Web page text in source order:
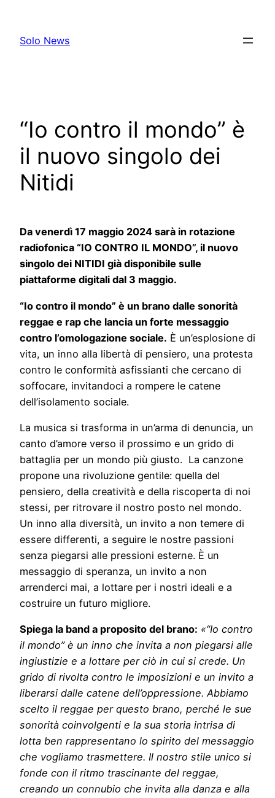
content
Solo News
“Io contro il mondo” è
il nuovo singolo dei
Nitidi
Da venerdì 17 maggio 2024 sarà in rotazione
radiofonica “IO CONTRO IL MONDO”, il nuovo
singolo dei NITIDI già disponibile sulle
piattaforme digitali dal 3 maggio.
“Io contro il mondo” è un brano dalle sonorità
reggae e rap che lancia un forte messaggio
contro l’omologazione sociale. È un’esplosione di
vita, un inno alla libertà di pensiero, una protesta
contro le conformità asfissianti che cercano di
soffocare, invitandoci a rompere le catene
dell’isolamento sociale.
La musica si trasforma in un’arma di denuncia, un
canto d’amore verso il prossimo e un grido di
battaglia per un mondo più giusto. La canzone
propone una rivoluzione gentile: quella del
pensiero, della creatività e della riscoperta di noi
stessi, per ritrovare il nostro posto nel mondo.
Un inno alla diversità, un invito a non temere di
essere differenti, a seguire le nostre passioni
senza piegarsi alle pressioni esterne. È un
messaggio di speranza, un invito a non
arrenderci mai, a lottare per i nostri ideali e a
costruire un futuro migliore.
Spiega la band a proposito del brano: «“Io contro
il mondo” è un inno che invita a non piegarsi alle
ingiustizie e a lottare per ciò in cui si crede. Un
grido di rivolta contro le imposizioni e un invito a
liberarsi dalle catene dell’oppressione. Abbiamo
scelto il reggae per questo brano, perché le sue
sonorità coinvolgenti e la sua storia intrisa di
lotta ben rappresentano lo spirito del messaggio
che vogliamo trasmettere. Il nostro stile unico si
fonde con il ritmo trascinante del reggae,
creando un connubio che invita alla danza e alla